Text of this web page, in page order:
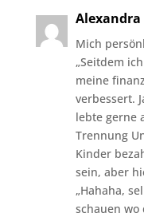
Alexandra
Mich
„Seitdem
meine
verbessert.
lebte gerne
Trennung
Kinder
sein, aber
„Hahaha,
schauen wo